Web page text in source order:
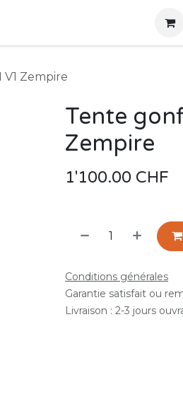
Zempire
Tente
Zempire
1'100.00 CHF
Conditions générales
Garantie satisfait ou
Livraison : 2-3 jours